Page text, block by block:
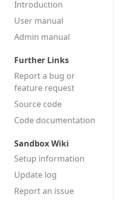
Introduction
User manual
Admin manual
Further Links
Report a bug or
feature request
Source code
Code docu­mentation
Sandbox Wiki
Setup information
Update log
Report an issue